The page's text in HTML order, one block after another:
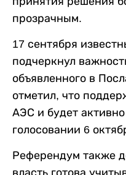
прозрачным.
17 сентября
подчеркнул
объявленного в
отметил, что
АЭС и будет активно
голосовании 6
Референдум также
власть готова